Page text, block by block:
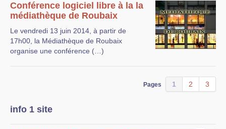
Conférence logiciel libre à la la
médiathèque de Roubaix
Le vendredi 13 juin 2014, à partir de
17h00, la Médiathèque de Roubaix
organise une conférence (…)
Pages 1 2 3
info 1 site